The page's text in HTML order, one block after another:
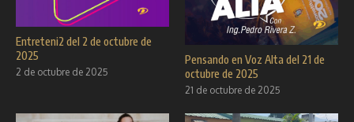
Entreteni2 del 2 de octubre de
2025
2 de octubre de 2025
Pensando en Voz Alta del 21 de
octubre de 2025
21 de octubre de 2025